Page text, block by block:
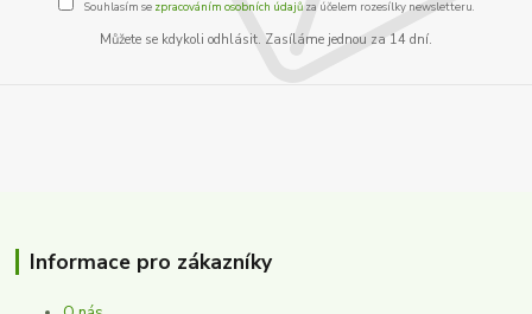
Souhlasím se zpracováním osobních údajůza účelem rozesílky newsletteru.
Můžete se kdykoli odhlásit. Zasíláme jednou za 14 dní.
Informace pro zákazníky